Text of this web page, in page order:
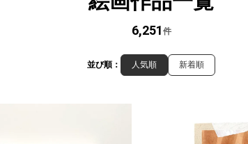
6,251 件
並び順： 人気順 新着順